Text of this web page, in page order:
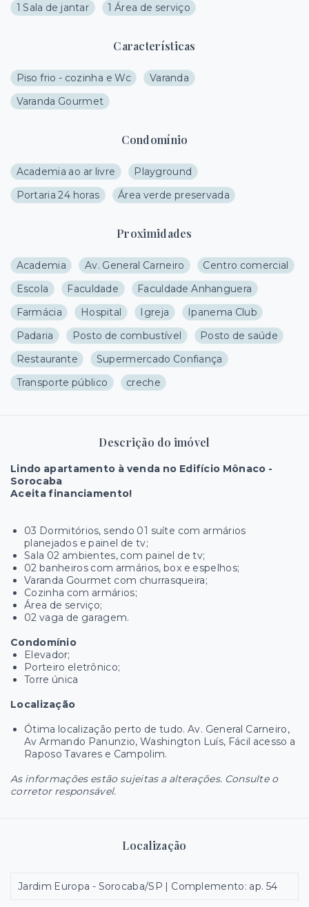
1 Sala de jantar
1 Área de serviço
Características
Piso frio - cozinha e Wc
Varanda
Varanda Gourmet
Condomínio
Academia ao ar livre
Playground
Portaria 24 horas
Área verde preservada
Proximidades
Academia Av. General Carneiro
Centro comercial
Escola
Faculdade
Faculdade Anhanguera
Farmácia
Hospital Igreja
Ipanema Club
Padaria
Posto de combustível
Posto de saúde
Restaurante
Supermercado Confiança
Transporte público
creche
Descrição do imóvel
Lindo apartamento à venda no Edifício Mônaco -
Sorocaba
Aceita financiamento!
03 Dormitórios, sendo 01 suíte com armários
planejados e painel de tv;
Sala 02 ambientes, com painel de tv;
02 banheiros com armários, box e espelhos;
Varanda Gourmet com churrasqueira;
Cozinha com armários;
Área de serviço;
02 vaga de garagem.
Condomínio
Elevador;
Porteiro eletrônico;
Torre única
Localização
Ótima localização perto de tudo. Av. General Carneiro,
Av Armando Panunzio, Washington Luís, Fácil acesso a
Raposo Tavares e Campolim.
As informações estão sujeitas a alterações. Consulte o
corretor responsável.
Localização
Jardim Europa - Sorocaba/SP | Complemento: ap. 54